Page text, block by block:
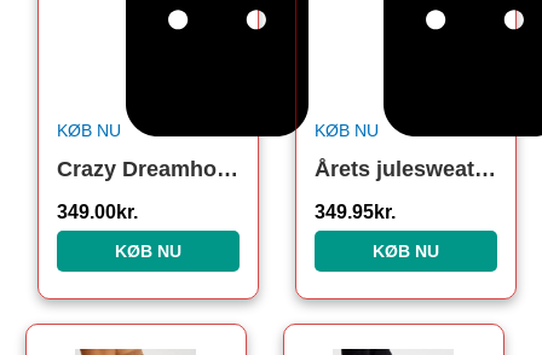
KØB NU
Crazy Dreamhoodie Rød – Voksen
349.00kr.
KØB NU
KØB NU
Årets julesweater: Bite Me – herre / mænd. Ugly Christmas Sweater lavet i Danmark
349.95kr.
KØB NU